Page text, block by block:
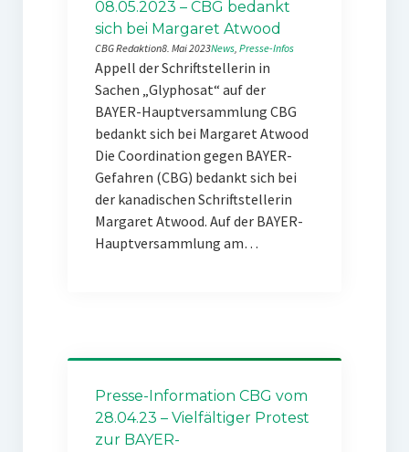
08.05.2023 – CBG bedankt
sich bei Margaret Atwood
CBG Redaktion8. Mai 2023News, Presse-Infos
Appell der Schriftstellerin in
Sachen „Glyphosat“ auf der
BAYER-Hauptversammlung CBG
bedankt sich bei Margaret Atwood
Die Coordination gegen BAYER-
Gefahren (CBG) bedankt sich bei
der kanadischen Schriftstellerin
Margaret Atwood. Auf der BAYER-
Hauptversammlung am…
Presse-Information CBG vom
28.04.23 – Vielfältiger Protest
zur BAYER-